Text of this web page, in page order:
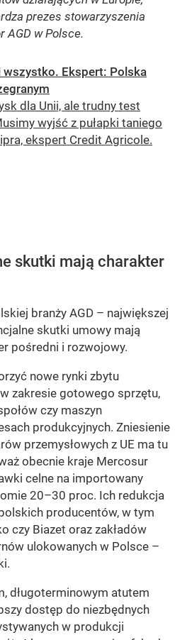
prezes stowarzyszenia
AGD w Polsce.
Ekspert: Polska
dla Unii, ale trudny test
wyjść z pułapki taniego
ekspert Credit Agricole.
skutki mają charakter
branży AGD – największej
skutki umowy mają
pośredni i rozwojowy.
nowe rynki zbytu
zakresie gotowego sprzętu,
czy maszyn
produkcyjnych. Zniesienie
przemysłowych z UE ma tu
obecnie kraje Mercosur
celne na importowany
20–30 proc. Ich redukcja
producentów, w tym
czy Biazet oraz zakładów
ulokowanych w Polsce –
długoterminowym atutem
dostęp do niezbędnych
w produkcji